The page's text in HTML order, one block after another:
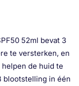
52ml bevat 3
te versterken, en
de huid te
blootstelling in één